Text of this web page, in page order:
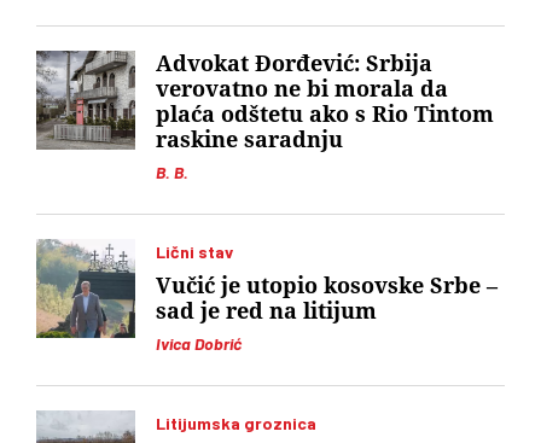
B. B.
Advokat Đorđević: Srbija
verovatno ne bi morala da
plaća odštetu ako s Rio Tintom
raskine saradnju
Lični stav
Ivica Dobrić
Vučić je utopio kosovske Srbe –
sad je red na litijum
Litijumska groznica